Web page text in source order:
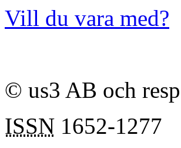
Vill du vara med?
© us3 AB och
ISSN 1652-1277